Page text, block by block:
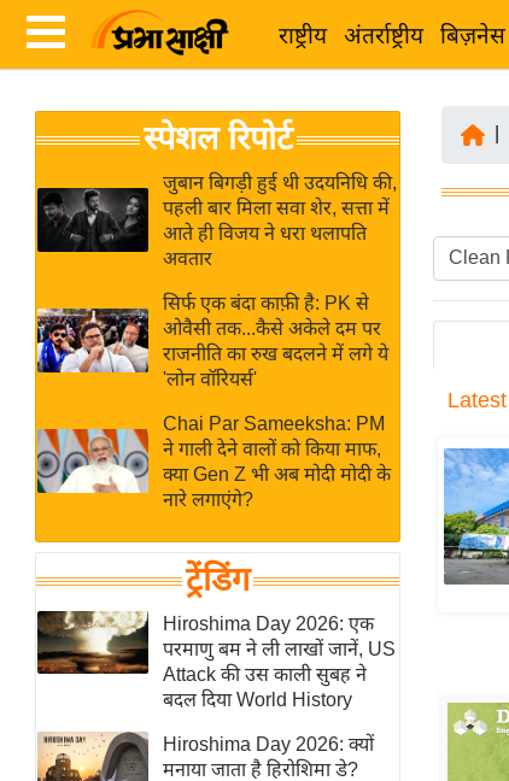
राष्ट्रीय अंतर्राष्ट्रीय बिज़नेस
News
Hindi
News
Live
News in
Hindi
Hindi
News
Hindi
ख
ब
अंतर्राष्ट्रीय
बिज़नेस
जगत
विशेषज्ञ
बजट
खेल
क्रिकेट
IPL
ई-पेपर
स्पेशल रिपोर्ट
जुबान बिगड़ी हुई थी उदयनिधि की,
पहली बार मिला सवा शेर, सत्ता में
आते ही विजय ने धरा थलापति
अवतार
सिर्फ एक बंदा काफ़ी है: PK से
ओवैसी तक...कैसे अकेले दम पर
राजनीति का रुख बदलने में लगे ये
'लोन वॉरियर्स'
Chai Par Sameeksha: PM
ने गाली देने वालों को किया माफ,
क्या Gen Z भी अब मोदी मोदी के
नारे लगाएंगे?
ट्रेंडिंग
Hiroshima Day 2026: एक
परमाणु बम ने ली लाखों जानें, US
Attack की उस काली सुबह ने
बदल दिया World History
Hiroshima Day 2026: क्यों
मनाया जाता है हिरोशिमा डे?
Latest